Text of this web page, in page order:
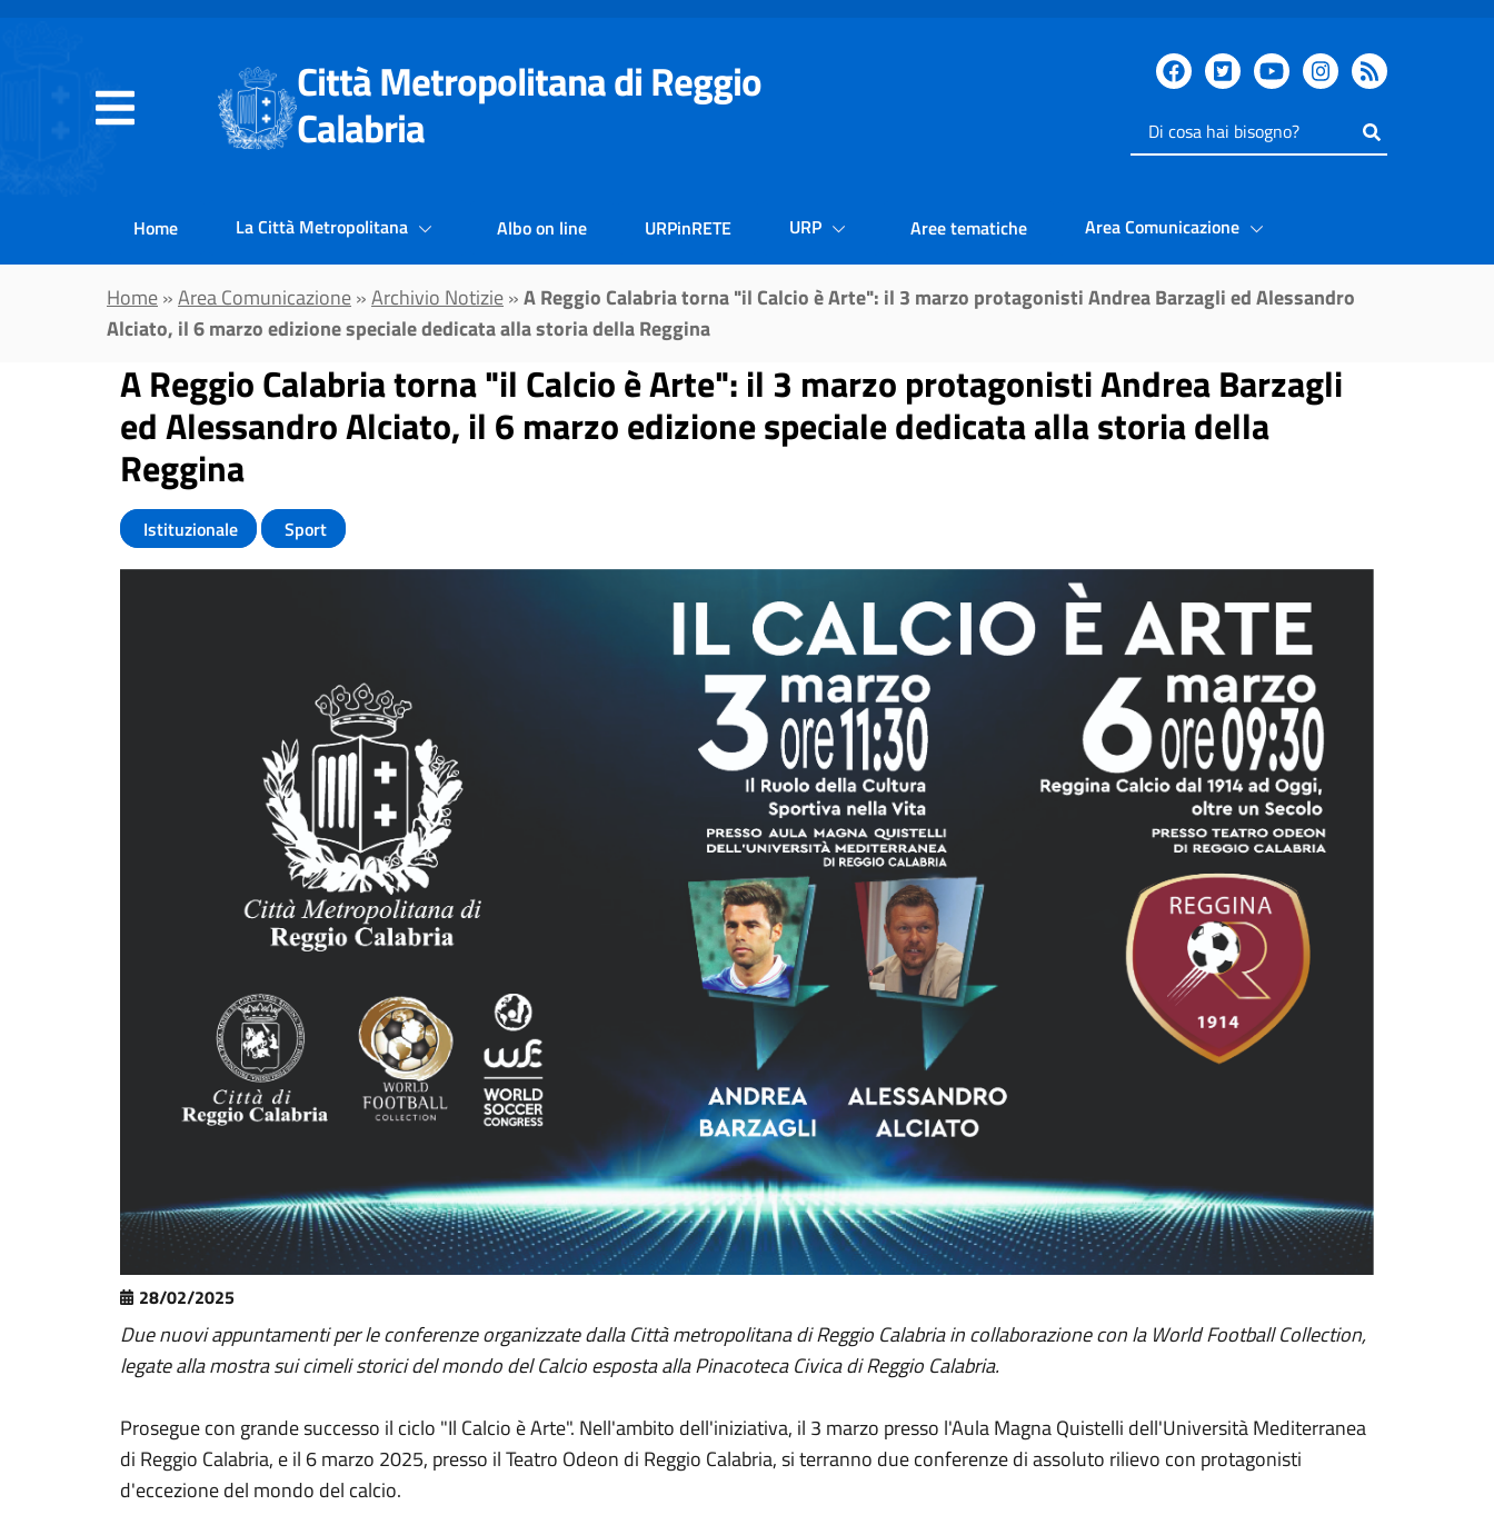
Città Metropolitana di Reggio
Calabria
Inserisci
il
cercare
Home La Città Metropolitana Albo on line URPinRETE URP Aree tematiche Area Comunicazione
Home»Area Comunicazione»Archivio Notizie»A Reggio Calabria torna "il Calcio è Arte": il 3 marzo protagonisti Andrea Barzagli ed Alessandro
Alciato, il 6 marzo edizione speciale dedicata alla storia della Reggina
A Reggio Calabria torna "il Calcio è Arte": il 3 marzo protagonisti Andrea Barzagli
ed Alessandro Alciato, il 6 marzo edizione speciale dedicata alla storia della
Reggina
Istituzionale Sport
28/02/2025
Due nuovi appuntamenti per le conferenze organizzate dalla Città metropolitana di Reggio Calabria in collaborazione con la World Football Collection,
legate alla mostra sui cimeli storici del mondo del Calcio esposta alla Pinacoteca Civica di Reggio Calabria.
Prosegue con grande successo il ciclo "Il Calcio è Arte". Nell'ambito dell'iniziativa, il 3 marzo presso l'Aula Magna Quistelli dell'Università Mediterranea
di Reggio Calabria, e il 6 marzo 2025, presso il Teatro Odeon di Reggio Calabria, si terranno due conferenze di assoluto rilievo con protagonisti
d'eccezione del mondo del calcio.